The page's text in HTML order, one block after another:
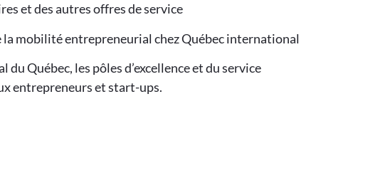
et des autres offres de service
la mobilité entrepreneurial chez Québec international
du Québec, les pôles d’excellence et du service
entrepreneurs et start-ups.